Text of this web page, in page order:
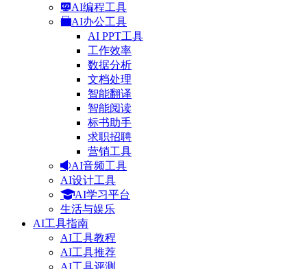
AI编程工具
AI办公工具
AI PPT工具
工作效率
数据分析
文档处理
智能翻译
智能阅读
标书助手
求职招聘
营销工具
AI音频工具
AI设计工具
AI学习平台
生活与娱乐
AI工具指南
AI工具教程
AI工具推荐
AI工具评测